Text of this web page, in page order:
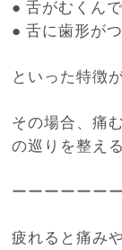
● 舌がむくん
● 舌に歯形が
といった特徴
その場合、痛
の巡りを整え
ーーーーーー
疲れると痛み